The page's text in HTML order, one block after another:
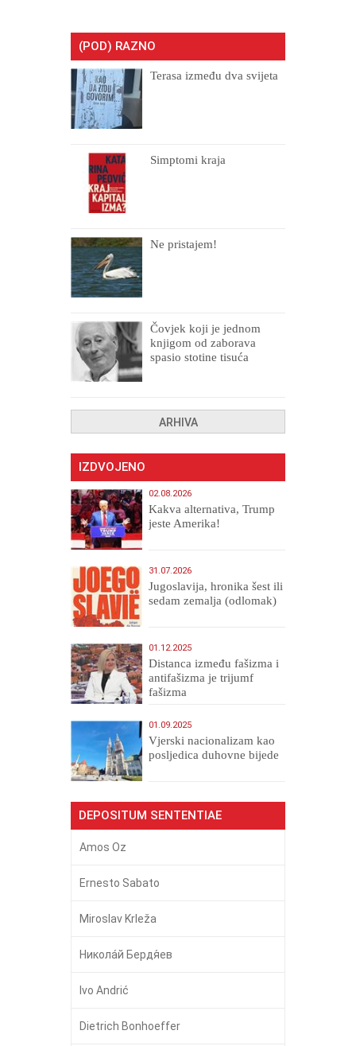
(POD) RAZNO
Terasa između dva svijeta
Simptomi kraja
Ne pristajem!
Čovjek koji je jednom
knjigom od zaborava
spasio stotine tisuća
ARHIVA
IZDVOJENO
02.08.2026
Kakva alternativa, Trump
jeste Amerika!
31.07.2026
Jugoslavija, hronika šest ili
sedam zemalja (odlomak)
01.12.2025
Distanca između fašizma i
antifašizma je trijumf
fašizma
01.09.2025
​Vjerski nacionalizam kao
posljedica duhovne bijede
DEPOSITUM SENTENTIAE
Amos Oz
Ernesto Sabato
Miroslav Krleža
Никола́й Бердя́ев
Ivo Andrić
Dietrich Bonhoeffer